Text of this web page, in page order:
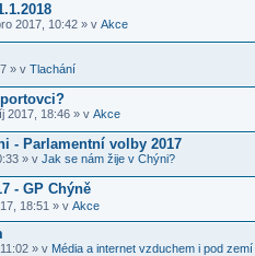
2017, 10:42 » v Akce
» v Tlachání
2017, 18:46 » v Akce
- Parlamentní volby 2017
» v Jak se nám žije v Chýni?
- GP Chýně
18:51 » v Akce
» v Média a internet vzduchem i pod zemí